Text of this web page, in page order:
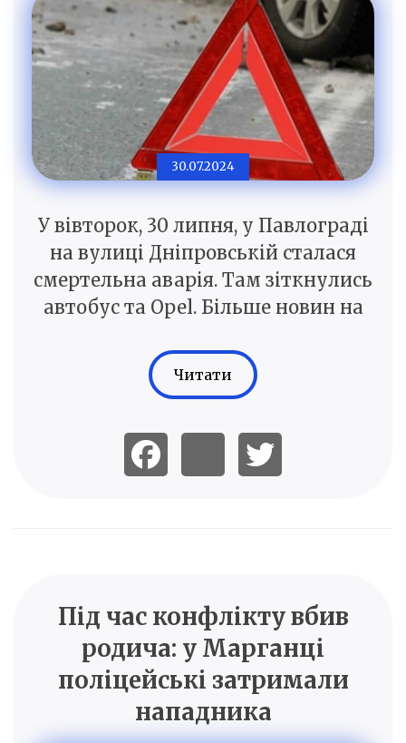
30.07.2024
У вівторок, 30 липня, у Павлограді
на вулиці Дніпровській сталася
смертельна аварія. Там зіткнулись
автобус та Opel. Більше новин на
Читати
Під час конфлікту вбив
родича: у Марганці
поліцейські затримали
нападника